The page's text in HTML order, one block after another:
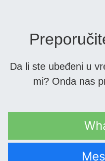
Da li ste ubeđeni u
mi? Onda nas